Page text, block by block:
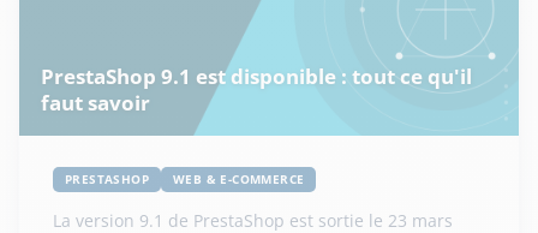
PrestaShop 9.1 est disponible : tout ce qu'il
faut savoir
PRESTASHOP WEB & E-COMMERCE
La version 9.1 de PrestaShop est sortie le 23 mars